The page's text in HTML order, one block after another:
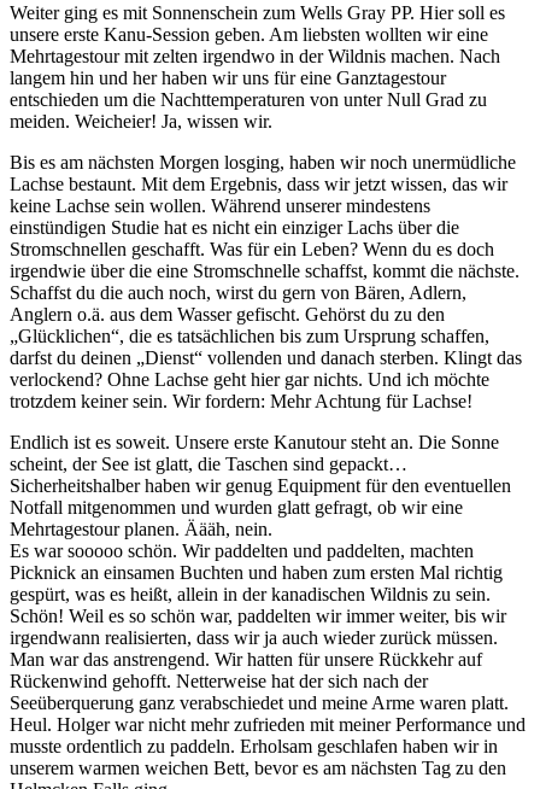
Weiter ging es mit Sonnenschein zum Wells Gray PP. Hier soll es
unsere erste Kanu-Session geben. Am liebsten wollten wir eine
Mehrtagestour mit zelten irgendwo in der Wildnis machen. Nach
langem hin und her haben wir uns für eine Ganztagestour
entschieden um die Nachttemperaturen von unter Null Grad zu
meiden. Weicheier! Ja, wissen wir.
Bis es am nächsten Morgen losging, haben wir noch unermüdliche
Lachse bestaunt. Mit dem Ergebnis, dass wir jetzt wissen, das wir
keine Lachse sein wollen. Während unserer mindestens
einstündigen Studie hat es nicht ein einziger Lachs über die
Stromschnellen geschafft. Was für ein Leben? Wenn du es doch
irgendwie über die eine Stromschnelle schaffst, kommt die nächste.
Schaffst du die auch noch, wirst du gern von Bären, Adlern,
Anglern o.ä. aus dem Wasser gefischt. Gehörst du zu den
„Glücklichen“, die es tatsächlichen bis zum Ursprung schaffen,
darfst du deinen „Dienst“ vollenden und danach sterben. Klingt das
verlockend? Ohne Lachse geht hier gar nichts. Und ich möchte
trotzdem keiner sein. Wir fordern: Mehr Achtung für Lachse!
Endlich ist es soweit. Unsere erste Kanutour steht an. Die Sonne
scheint, der See ist glatt, die Taschen sind gepackt…
Sicherheitshalber haben wir genug Equipment für den eventuellen
Notfall mitgenommen und wurden glatt gefragt, ob wir eine
Mehrtagestour planen. Äääh, nein.
Es war sooooo schön. Wir paddelten und paddelten, machten
Picknick an einsamen Buchten und haben zum ersten Mal richtig
gespürt, was es heißt, allein in der kanadischen Wildnis zu sein.
Schön! Weil es so schön war, paddelten wir immer weiter, bis wir
irgendwann realisierten, dass wir ja auch wieder zurück müssen.
Man war das anstrengend. Wir hatten für unsere Rückkehr auf
Rückenwind gehofft. Netterweise hat der sich nach der
Seeüberquerung ganz verabschiedet und meine Arme waren platt.
Heul. Holger war nicht mehr zufrieden mit meiner Performance und
musste ordentlich zu paddeln. Erholsam geschlafen haben wir in
unserem warmen weichen Bett, bevor es am nächsten Tag zu den